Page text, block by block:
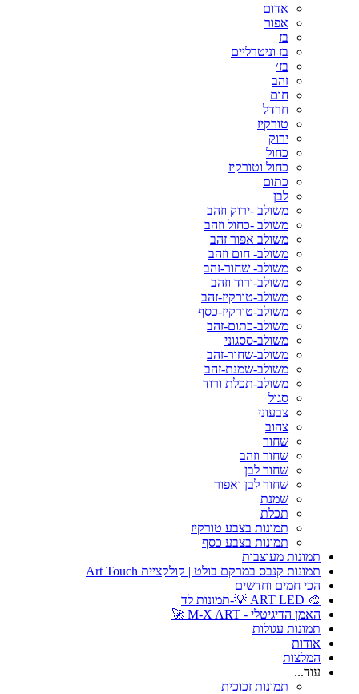
אדום
אפור
בז
בז וניטרליים
בז׳
זהב
חום
חרדל
טורקיז
ירוק
כחול
כחול וטורקיז
כתום
לבן
משולב -ירוק וזהב
משולב -כחול וזהב
משולב אפור זהב
משולב- חום וזהב
משולב- שחור-זהב
משולב-ורוד וזהב
משולב-טורקיז-זהב
משולב-טורקיז-כסף
משולב-כתום-זהב
משולב-ססגוני
משולב-שחור-זהב
משולב-שמנת-זהב
משולב-תכלת ורוד
סגול
צבעוני
צהוב
שחור
שחור וזהב
שחור לבן
שחור לבן ואפור
שמנת
תכלת
תמונות בצבע טורקיז
תמונות בצבע כסף
תמונות מעוצבות
תמונות קנבס במרקם בולט | קולקציית Art Touch
הכי חמים וחדשים
🎨 ART LED 💡-תמונות לד
האמן הדיגיטלי - M-X ART 🚀
תמונות עגולות
אודות
המלצות
עוד...
תמונות זכוכית